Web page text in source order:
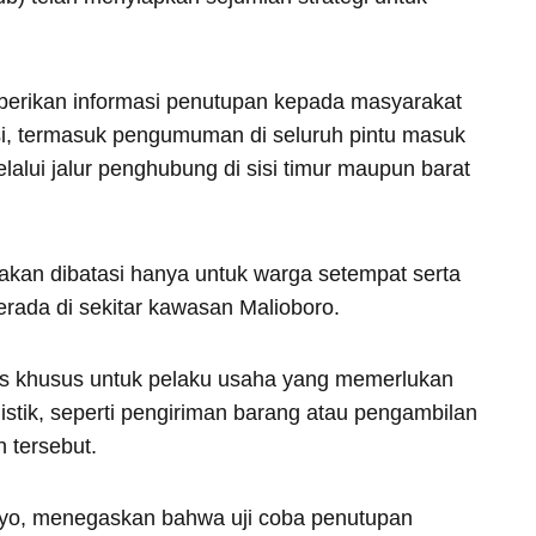
informasi penutupan kepada masyarakat
termasuk pengumuman di seluruh pintu masuk
jalur penghubung di sisi timur maupun barat
dibatasi hanya untuk warga setempat serta
di sekitar kawasan Malioboro.
khusus untuk pelaku usaha yang memerlukan
seperti pengiriman barang atau pengambilan
tersebut.
menegaskan bahwa uji coba penutupan